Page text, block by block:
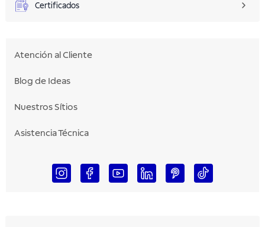
Certificados
Atención al Cliente
Blog de Ideas
Nuestros Sítios
Asistencia Técnica